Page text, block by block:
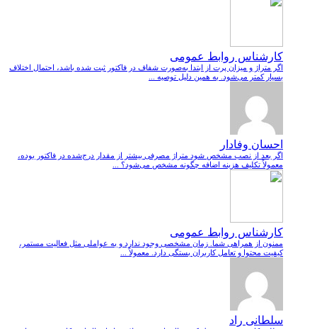
کارشناس روابط عمومی
اگر متراژ و میزان پرت از ابتدا به‌صورت شفاف در فاکتور ثبت شده باشد، احتمال اختلاف
بسیار کمتر می‌شود. به همین دلیل توصیه ...
احسان وفادار
اگر بعد از نصب مشخص شود متراژ مصرفی بیشتر از مقدار درج‌شده در فاکتور بوده،
معمولاً تکلیف هزینه اضافه چگونه مشخص می‌شود؟ ...
کارشناس روابط عمومی
ممنون از همراهی شما. زمان مشخصی وجود ندارد و به عواملی مثل فعالیت مستمر،
کیفیت محتوا و تعامل کاربران بستگی دارد. معمولاً ...
سلطانی راد